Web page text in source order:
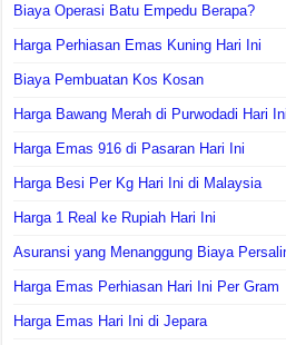
Biaya Operasi Batu Empedu Berapa?
Harga Perhiasan Emas Kuning Hari Ini
Biaya Pembuatan Kos Kosan
Harga Bawang Merah di Purwodadi Hari Ini
Harga Emas 916 di Pasaran Hari Ini
Harga Besi Per Kg Hari Ini di Malaysia
Harga 1 Real ke Rupiah Hari Ini
Asuransi yang Menanggung Biaya
Harga Emas Perhiasan Hari Ini Per Gram
Harga Emas Hari Ini di Jepara